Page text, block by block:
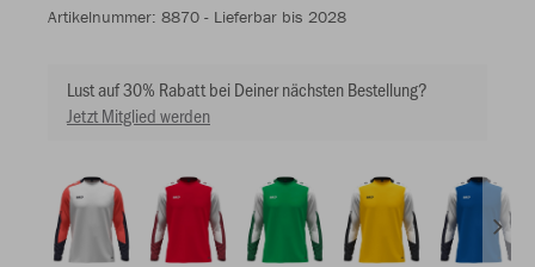
Artikelnummer: 8870 - Lieferbar bis 2028
Lust auf 30% Rabatt bei Deiner nächsten Bestellung?
Jetzt Mitglied werden